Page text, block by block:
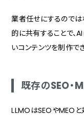
業者任せにするので
的に共有することで、
いコンテンツを制作でき
既存のSEO・
LLMOはSEOやMEOと